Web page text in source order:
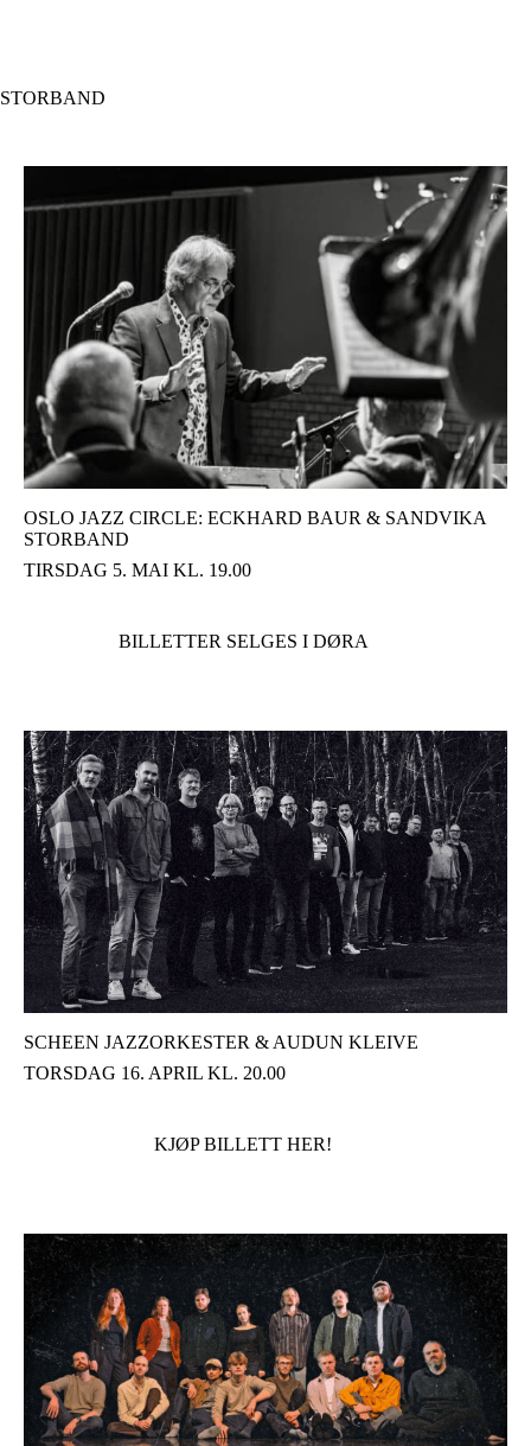
STORBAND
OSLO JAZZ CIRCLE: ECKHARD BAUR & SANDVIKA
STORBAND
TIRSDAG 5. MAI KL. 19.00
BILLETTER SELGES I DØRA
SCHEEN JAZZORKESTER & AUDUN KLEIVE
TORSDAG 16. APRIL KL. 20.00
KJØP BILLETT HER!